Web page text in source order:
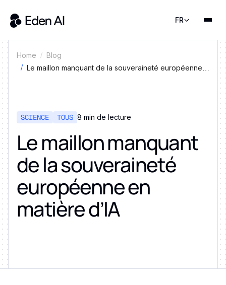
FR
Home
Blog
Le maillon manquant de la souveraineté européenne
SCIENCE TOUS 8 min de lecture
Le maillon manquant
de la souveraineté
européenne en
matière d’IA